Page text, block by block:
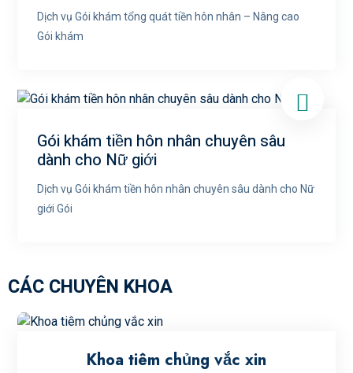
Dịch vụ Gói khám tổng quát tiền hôn nhân – Nâng cao
Gói khám
Gói khám tiền hôn nhân chuyên sâu
dành cho Nữ giới
Dịch vụ Gói khám tiền hôn nhân chuyên sâu dành cho Nữ
giới Gói
CÁC CHUYÊN KHOA
Khoa tiêm chủng vắc xin